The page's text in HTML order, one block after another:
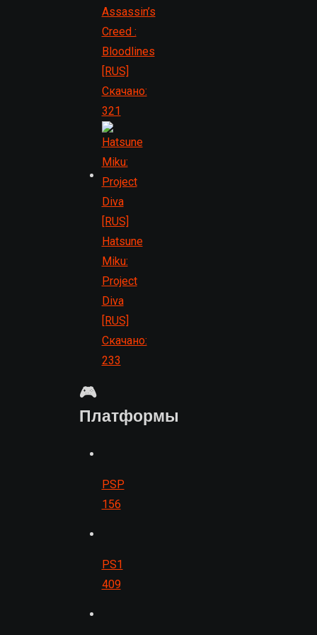
Assassin’s
Creed :
Bloodlines
[RUS]
Скачано:
321
Hatsune
Miku:
Project
Diva
[RUS]
Скачано:
233
🎮
Платформы
PSP
156
PS1
409